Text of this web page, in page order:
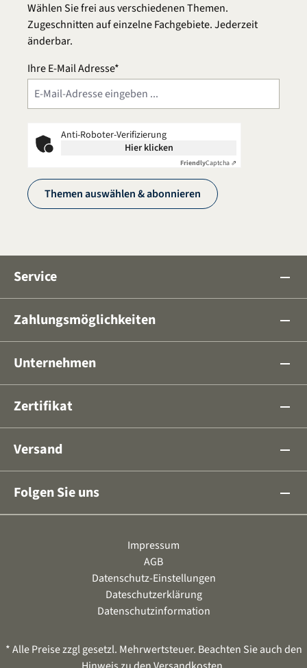
Wählen Sie frei aus verschiedenen Themen.
Zugeschnitten auf einzelne Fachgebiete. Jederzeit
änderbar.
Ihre E-Mail Adresse*
Anti-Roboter-Verifizierung
Hier klicken
FriendlyCaptcha ⇗
Themen auswählen & abonnieren
Service remove
Zahlungsmöglichkeiten remove
Unternehmen remove
Zertifikat remove
Versand remove
Folgen Sie uns remove
Impressum
AGB
Datenschutz-Einstellungen
Dateschutzerklärung
Datenschutzinformation
* Alle Preise zzgl gesetzl. Mehrwertsteuer. Beachten Sie auch den